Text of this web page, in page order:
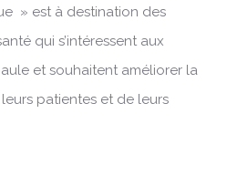
» est à destination des
qui s’intéressent aux
et souhaitent améliorer la
patientes et de leurs